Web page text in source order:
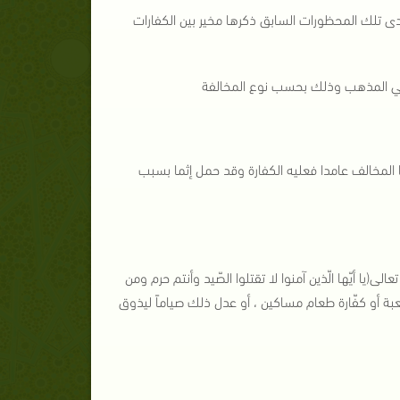
تلك المحظورات السابق ذكرها مخير بين الكفارات
المذهب وذلك بحسب نوع المخالفة
عامدا فعليه الكفارة وقد حمل إثما بسبب
أيّها الّذين آمنوا لا تقتلوا الصّيد وأنتم حرم ومن
أو كفّارة طعام مساكين ، أو عدل ذلك صياماً ليذوق